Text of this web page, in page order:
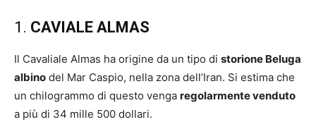
1. CAVIALE ALMAS
Il Cavaliale Almas ha origine da un tipo di storione Beluga
albino del Mar Caspio, nella zona dell’Iran. Si estima che
un chilogrammo di questo venga regolarmente venduto
a più di 34 mille 500 dollari.